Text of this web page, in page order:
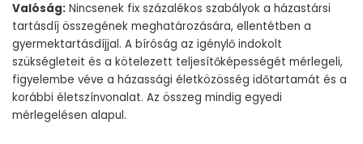
Valóság: Nincsenek fix százalékos szabályok a házastársi
tartásdíj összegének meghatározására, ellentétben a
gyermektartásdíjjal. A bíróság az igénylő indokolt
szükségleteit és a kötelezett teljesítőképességét mérlegeli,
figyelembe véve a házassági életközösség időtartamát és a
korábbi életszínvonalat. Az összeg mindig egyedi
mérlegelésen alapul.